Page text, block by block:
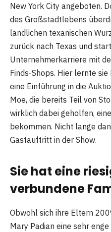
New York City angeboten.
des Großstadtlebens
ländlichen texanischen
zurück nach Texas und
Unternehmerkarriere mit
Finds-Shops. Hier lernte
eine Einführung in die
Moe, die bereits Teil von
wirklich dabei geholfen,
bekommen. Nicht lange
Gastauftritt in der Show.
Sie hat eine
verbundene
Obwohl sich ihre Eltern
Mary Padian eine sehr